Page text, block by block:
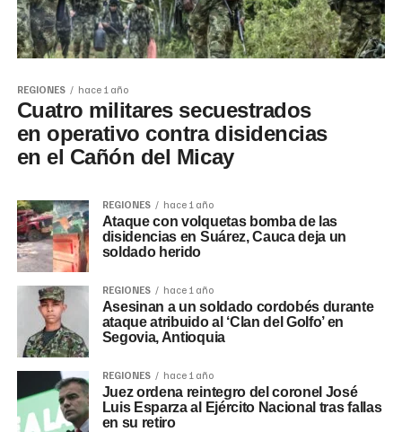
REGIONES hace 1 año
Cuatro militares secuestrados
en operativo contra disidencias
en el Cañón del Micay
REGIONES hace 1 año
Ataque con volquetas bomba de las
disidencias en Suárez, Cauca deja un
soldado herido
REGIONES hace 1 año
Asesinan a un soldado cordobés durante
ataque atribuido al ‘Clan del Golfo’ en
Segovia, Antioquia
REGIONES hace 1 año
Juez ordena reintegro del coronel José
Luis Esparza al Ejército Nacional tras fallas
en su retiro